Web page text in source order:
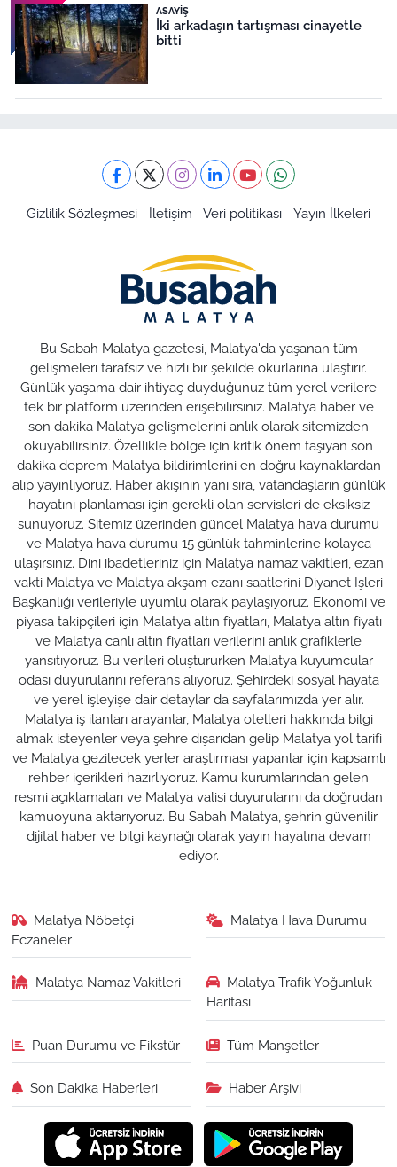
ASAYIŞ
İki arkadaşın tartışması cinayetle
bitti
Gizlilik Sözleşmesi İletişim Veri politikası Yayın İlkeleri
Bu Sabah Malatya gazetesi, Malatya'da yaşanan tüm
gelişmeleri tarafsız ve hızlı bir şekilde okurlarına ulaştırır.
Günlük yaşama dair ihtiyaç duyduğunuz tüm yerel verilere
tek bir platform üzerinden erişebilirsiniz. Malatya haber ve
son dakika Malatya gelişmelerini anlık olarak sitemizden
okuyabilirsiniz. Özellikle bölge için kritik önem taşıyan son
dakika deprem Malatya bildirimlerini en doğru kaynaklardan
alıp yayınlıyoruz. Haber akışının yanı sıra, vatandaşların günlük
hayatını planlaması için gerekli olan servisleri de eksiksiz
sunuyoruz. Sitemiz üzerinden güncel Malatya hava durumu
ve Malatya hava durumu 15 günlük tahminlerine kolayca
ulaşırsınız. Dini ibadetleriniz için Malatya namaz vakitleri, ezan
vakti Malatya ve Malatya akşam ezanı saatlerini Diyanet İşleri
Başkanlığı verileriyle uyumlu olarak paylaşıyoruz. Ekonomi ve
piyasa takipçileri için Malatya altın fiyatları, Malatya altın fiyatı
ve Malatya canlı altın fiyatları verilerini anlık grafiklerle
yansıtıyoruz. Bu verileri oluştururken Malatya kuyumcular
odası duyurularını referans alıyoruz. Şehirdeki sosyal hayata
ve yerel işleyişe dair detaylar da sayfalarımızda yer alır.
Malatya iş ilanları arayanlar, Malatya otelleri hakkında bilgi
almak isteyenler veya şehre dışarıdan gelip Malatya yol tarifi
ve Malatya gezilecek yerler araştırması yapanlar için kapsamlı
rehber içerikleri hazırlıyoruz. Kamu kurumlarından gelen
resmi açıklamaları ve Malatya valisi duyurularını da doğrudan
kamuoyuna aktarıyoruz. Bu Sabah Malatya, şehrin güvenilir
dijital haber ve bilgi kaynağı olarak yayın hayatına devam
ediyor.
Malatya Nöbetçi
Eczaneler
Malatya Hava Durumu
Malatya Namaz Vakitleri
Malatya Trafik Yoğunluk
Haritası
Puan Durumu ve Fikstür Tüm Manşetler
Son Dakika Haberleri Haber Arşivi